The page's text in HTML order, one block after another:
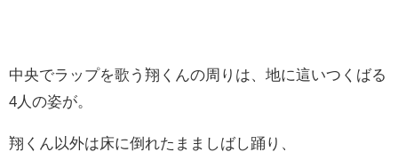
中央でラップを歌う翔くんの周りは、地に這いつくばる
4人の姿が。
翔くん以外は床に倒れたまましばし踊り、